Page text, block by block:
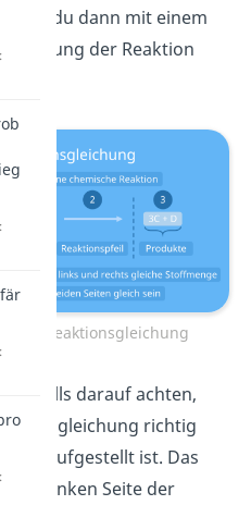
du dann mit einem
Richtung der Reaktion
einer Reaktionsgleichung
darauf achten,
richtig
aufgestellt ist. Das
der linken Seite der